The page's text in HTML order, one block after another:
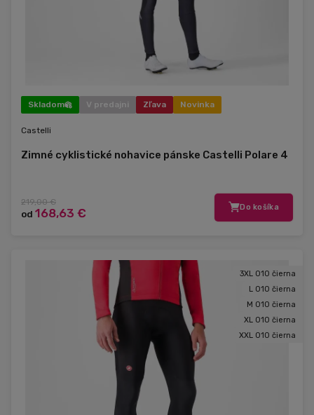
Skladom V predajni Zľava Novinka
Castelli
Zimné cyklistické nohavice pánske Castelli Polare 4
219,00 €
od 168,63 € Do košíka
3XL 010 čierna
L 010 čierna
M 010 čierna
XL 010 čierna
XXL 010 čierna